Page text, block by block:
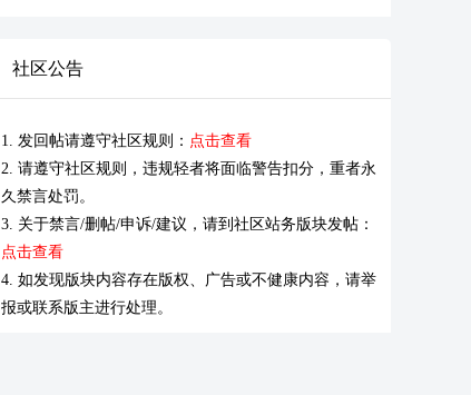
社区公告
1. 发回帖请遵守社区规则： 点击查看
2. 请遵守社区规则，违规轻者将面临警告扣分，重者永
久禁言处罚。
3. 关于禁言/删帖/申诉/建议，请到社区站务版块发帖：
点击查看
4. 如发现版块内容存在版权、广告或不健康内容，请举
报或联系版主进行处理。